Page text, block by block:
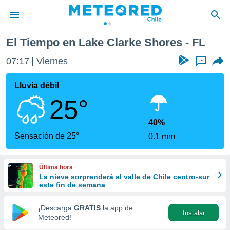
de
por
se
calidad.
a este
las
y
forma
digital
basada
El Tiempo en Lake Clarke Shores - FL
07:17 Viernes ...
Lluvia débil
25°
Sensación de 25°
40%
0.1 mm
Última hora
La nieve sorprenderá al valle de Chile centro-sur
este fin de semana
¡Descarga GRATIS la app de
Meteored!
Instalar